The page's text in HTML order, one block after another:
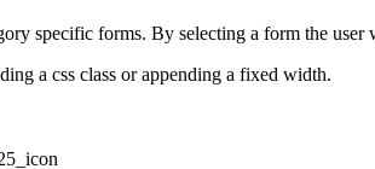
specific forms. By selecting a form the user
a css class or appending a fixed width.